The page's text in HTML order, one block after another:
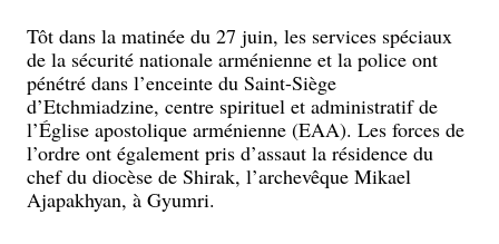
Tôt dans la matinée du 27 juin, les services spéciaux
de la sécurité nationale arménienne et la police ont
pénétré dans l’enceinte du Saint-Siège
d’Etchmiadzine, centre spirituel et administratif de
l’Église apostolique arménienne (EAA). Les forces de
l’ordre ont également pris d’assaut la résidence du
chef du diocèse de Shirak, l’archevêque Mikael
Ajapakhyan, à Gyumri.